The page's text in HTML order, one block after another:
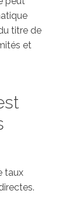
titre de
et
taux